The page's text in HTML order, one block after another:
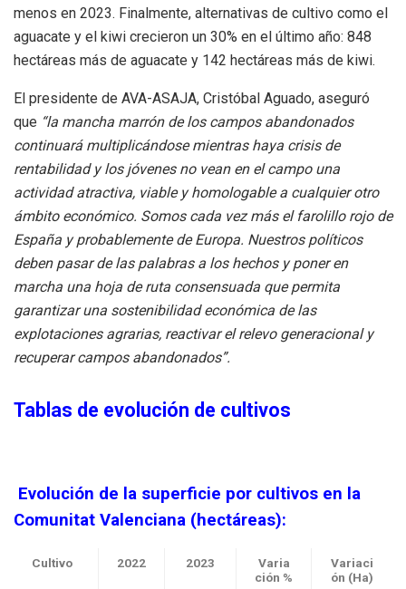
menos en 2023. Finalmente, alternativas de cultivo como el
aguacate y el kiwi crecieron un 30% en el último año: 848
hectáreas más de aguacate y 142 hectáreas más de kiwi.
El presidente de AVA-ASAJA, Cristóbal Aguado, aseguró
que “la mancha marrón de los campos abandonados
continuará multiplicándose mientras haya crisis de
rentabilidad y los jóvenes no vean en el campo una
actividad atractiva, viable y homologable a cualquier otro
ámbito económico. Somos cada vez más el farolillo rojo de
España y probablemente de Europa. Nuestros políticos
deben pasar de las palabras a los hechos y poner en
marcha una hoja de ruta consensuada que permita
garantizar una sostenibilidad económica de las
explotaciones agrarias, reactivar el relevo generacional y
recuperar campos abandonados”.
Tablas de evolución de cultivos
Evolución de la superficie por cultivos en la
Comunitat Valenciana (hectáreas):
Cultivo 2022 2023
Varia
ción %
Variaci
ón (Ha)